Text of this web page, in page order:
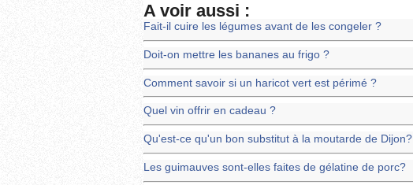
A voir aussi :
Fait-il cuire les légumes avant de les congeler ?
Doit-on mettre les bananes au frigo ?
Comment savoir si un haricot vert est périmé ?
Quel vin offrir en cadeau ?
Qu'est-ce qu'un bon substitut à la moutarde de Dijon?
Les guimauves sont-elles faites de gélatine de porc?